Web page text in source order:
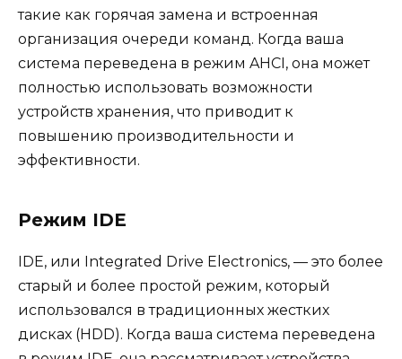
такие как горячая замена и встроенная
организация очереди команд. Когда ваша
система переведена в режим AHCI, она может
полностью использовать возможности
устройств хранения, что приводит к
повышению производительности и
эффективности.
Режим IDE
IDE, или Integrated Drive Electronics, — это более
старый и более простой режим, который
использовался в традиционных жестких
дисках (HDD). Когда ваша система переведена